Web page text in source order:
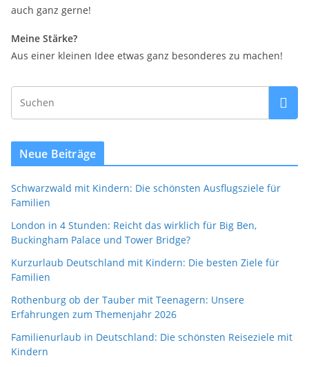
auch ganz gerne!
Meine Stärke?
Aus einer kleinen Idee etwas ganz besonderes zu machen!
Neue Beiträge
Schwarzwald mit Kindern: Die schönsten Ausflugsziele für
Familien
London in 4 Stunden: Reicht das wirklich für Big Ben,
Buckingham Palace und Tower Bridge?
Kurzurlaub Deutschland mit Kindern: Die besten Ziele für
Familien
Rothenburg ob der Tauber mit Teenagern: Unsere
Erfahrungen zum Themenjahr 2026
Familienurlaub in Deutschland: Die schönsten Reiseziele mit
Kindern